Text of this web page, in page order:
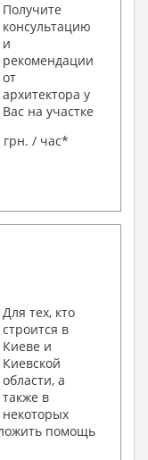
Получите
консультацию
и
рекомендации
от
архитектора у
Вас на участке
грн. / час*
Для тех, кто
строится в
Киеве и
Киевской
области, а
также в
некоторых
помощь